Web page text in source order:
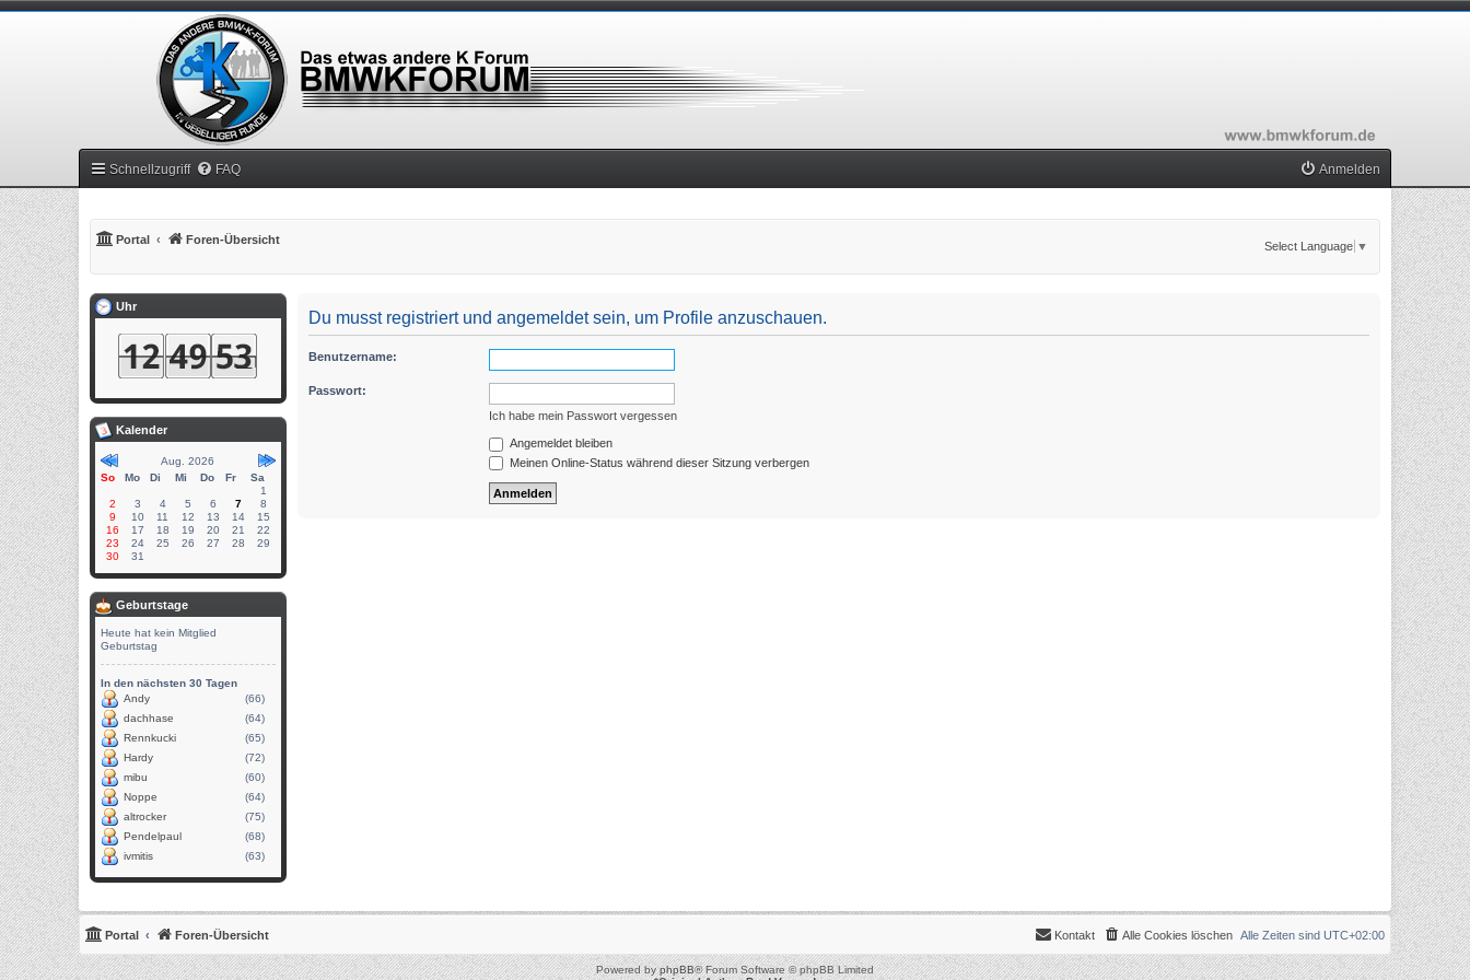
Schnellzugriff FAQ Anmelden
Portal Foren-Übersicht
Select Language ▼
Du musst registriert und angemeldet sein, um Profile anzuschauen.
Benutzername:
Passwort:
Ich habe mein Passwort vergessen
Angemeldet bleiben
Meinen Online-Status während dieser Sitzung verbergen
Uhr
Kalender
Aug. 2026
So
Mo Di Mi Do Fr
Sa
1
2
3 4 5 6 7
8
9
10 11 12 13 14
15
16
17 18 19 20 21
22
23
24 25 26 27 28
29
30
31
Geburtstage
Heute hat kein Mitglied
Geburtstag
In den nächsten 30 Tagen
Andy
(66)
dachhase
(64)
Rennkucki
(65)
Hardy
(72)
mibu
(60)
Noppe
(64)
altrocker
(75)
Pendelpaul
(68)
ivmitis
(63)
Portal Foren-Übersicht Alle Zeiten sind UTC+02:00
Alle Cookies löschen
Kontakt
Powered byphpBB® Forum Software © phpBB Limited